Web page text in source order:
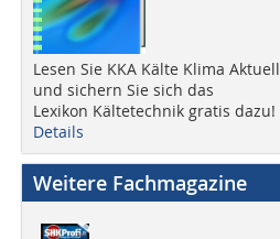
Lesen Sie KKA Kälte Klima Aktuell
und sichern Sie sich das
Lexikon Kältetechnik gratis dazu!
Details
Weitere Fachmagazine